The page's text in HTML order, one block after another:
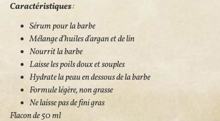
Caractéristiques:
Sérum pour la barbe
Mélange d’huiles d’argan et de lin
Nourrit la barbe
Laisse les poils doux et souples
Hydrate la peau en dessous de la barbe
Formule légère, non grasse
Ne laisse pas de fini gras
Flacon de 50 ml